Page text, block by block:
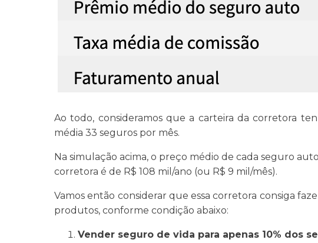
Ao todo, consideramos que a carteira da corretora
média 33 seguros por mês.
Na simulação acima, o preço médio de cada seguro
corretora é de R$ 108 mil/ano (ou R$ 9 mil/mês).
Vamos então considerar que essa corretora consiga
produtos, conforme condição abaixo:
Vender seguro de vida para apenas 10% dos